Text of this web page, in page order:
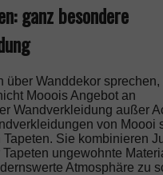
ganz besondere
über Wanddekor sprechen,
Mooois Angebot an
Wandverkleidung außer
von Moooi
Sie kombinieren
Tapeten ungewohnte
Atmosphäre zu